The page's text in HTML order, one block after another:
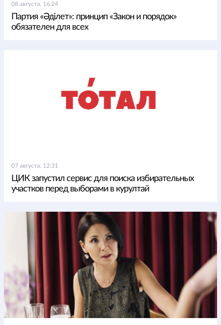
08 августа, 16:24
Партия «Әділет»: принцип «Закон и порядок»
обязателен для всех
07 августа, 12:31
ЦИК запустил сервис для поиска избирательных
участков перед выборами в курултай